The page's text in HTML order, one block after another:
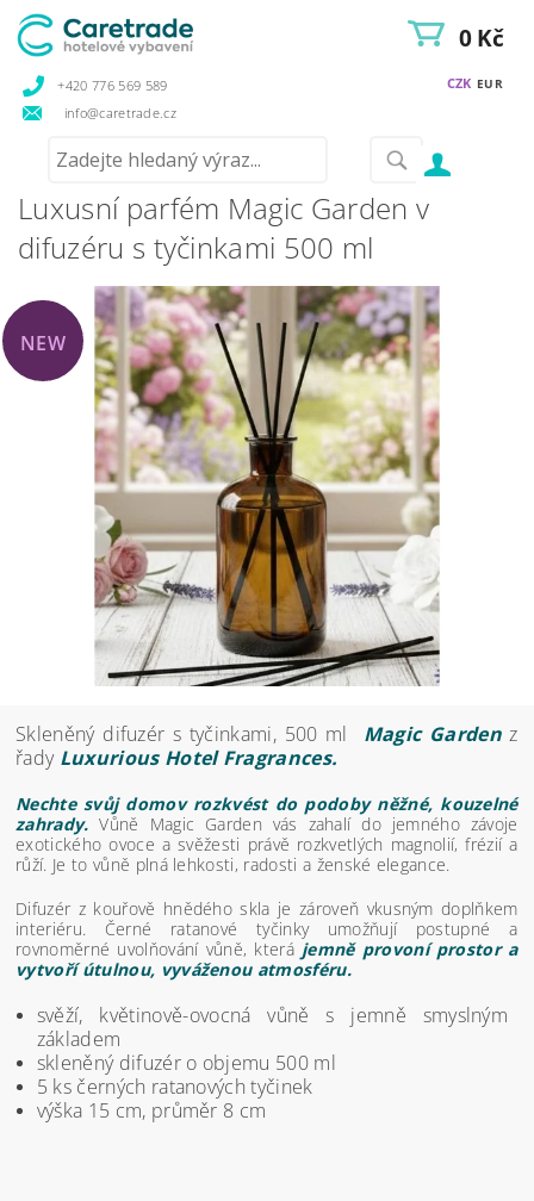
+420 776 569 589
info@caretrade.cz
CZK EUR
0 Kč
Luxusní parfém Magic Garden v
difuzéru s tyčinkami 500 ml
NEW
Skleněný difuzér s tyčinkami, 500 ml Magic Gardenz
řady Luxurious Hotel Fragrances.
Nechte svůj domov rozkvést do podoby něžné, kouzelné
zahrady. Vůně Magic Garden vás zahalí do jemného závoje
exotického ovoce a svěžesti právě rozkvetlých magnolií, frézií a
růží. Je to vůně plná lehkosti, radosti a ženské elegance.
Difuzér z kouřově hnědého skla je zároveň vkusným doplňkem
interiéru. Černé ratanové tyčinky umožňují postupné a
rovnoměrné uvolňování vůně, která jemně provoní prostor a
vytvoří útulnou, vyváženou atmosféru.
svěží, květinově-ovocná vůně s jemně smyslným
základem
skleněný difuzér o objemu 500 ml
5 ks černých ratanových tyčinek
výška 15 cm, průměr 8 cm